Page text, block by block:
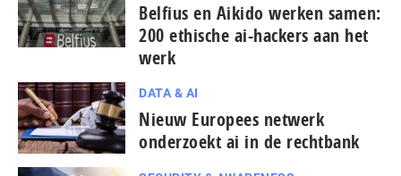
Belfius en Aikido werken samen:
200 ethische ai-hackers aan het
werk
DATA & AI
Nieuw Europees netwerk
onderzoekt ai in de rechtbank